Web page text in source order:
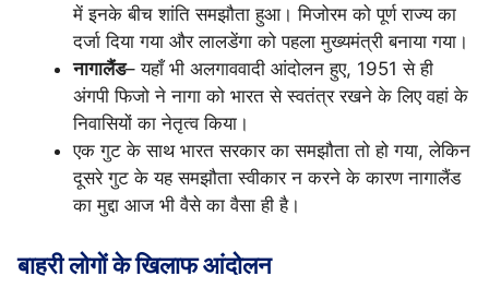
में इनके बीच शांति समझौता हुआ। मिजोरम को पूर्ण राज्य का
दर्जा दिया गया और लालडेंगा को पहला मुख्यमंत्री बनाया गया।
नागालैंड– यहाँ भी अलगाववादी आंदोलन हुए, 1951 से ही
अंगपी फिजो ने नागा को भारत से स्वतंत्र रखने के लिए वहां के
निवासियों का नेतृत्व किया।
एक गुट के साथ भारत सरकार का समझौता तो हो गया, लेकिन
दूसरे गुट के यह समझौता स्वीकार न करने के कारण नागालैंड
का मुद्दा आज भी वैसे का वैसा ही है।
बाहरी लोगों के खिलाफ आंदोलन